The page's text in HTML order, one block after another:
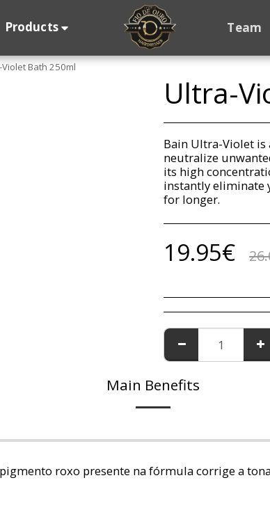
Products Team
Bath 250ml
Ultra-
Bain Ultra-Violet
neutralize
its high
instantly eliminate
for longer.
19.95€
Main Benefits
roxo presente na fórmula corrige a